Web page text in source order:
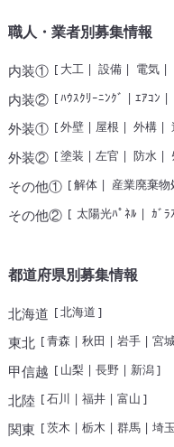
職人・業者別募集情報
内装①[ 大工| 設備| 電気|
内装②[ﾊｳｽｸﾘｰﾆﾝｸﾞ | ｴｱｺﾝ |
外装①[外壁| 屋根 | 外構|
外装②[塗装 | 左官 | 防水|
その他①[解体| 産業廃棄物
その他②[ 太陽光ﾊﾟﾈﾙ | ｶﾞﾗ
都道府県別募集情報
北海道 [北海道 ]
東北 [青森 | 秋田 | 岩手| 宮
甲信越 [ 山梨 | 長野| 新潟]
北陸 [石川 | 福井| 富山 ]
関東 [茨木 | 栃木 | 群馬| 埼玉